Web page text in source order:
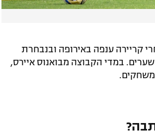
קבאני הצטרף לבוקה ג'וניורס בשנת 2023, אחרי קריירה ענפה באירופה ובנבחרת
אורוגוואי, במהלכה זכה ב-24 תארים וכבש למעלה מ-400 שערים. במדי הקבוצה מבואנוס איירס,